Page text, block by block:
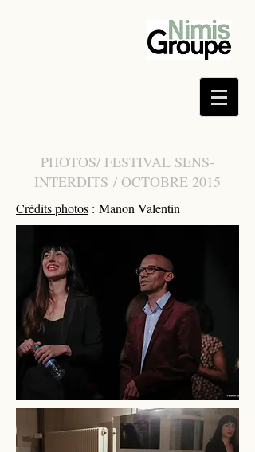
PHOTOS/ FESTIVAL SENS-
INTERDITS / OCTOBRE 2015
Crédits photos : Manon Valentin